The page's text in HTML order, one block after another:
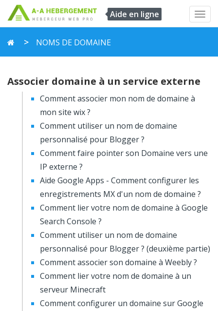
Aide en ligne
NOMS DE DOMAINE
Associer domaine à un service externe
Comment associer mon nom de domaine à
mon site wix ?
Comment utiliser un nom de domaine
personnalisé pour Blogger ?
Comment faire pointer son Domaine vers une
IP externe ?
Aide Google Apps - Comment configurer les
enregistrements MX d'un nom de domaine ?
Comment lier votre nom de domaine à Google
Search Console ?
Comment utiliser un nom de domaine
personnalisé pour Blogger ? (deuxième partie)
Comment associer son domaine à Weebly ?
Comment lier votre nom de domaine à un
serveur Minecraft
Comment configurer un domaine sur Google